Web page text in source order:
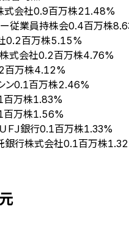
式会社0.9百万株21.48%
ー従業員持株会0.4百万株
0.2百万株5.15%
式会社0.2百万株4.76%
百万株4.12%
ン0.1百万株2.46%
百万株1.83%
百万株1.56%
ＦＪ銀行0.1百万株1.33%
銀行株式会社0.1百万株